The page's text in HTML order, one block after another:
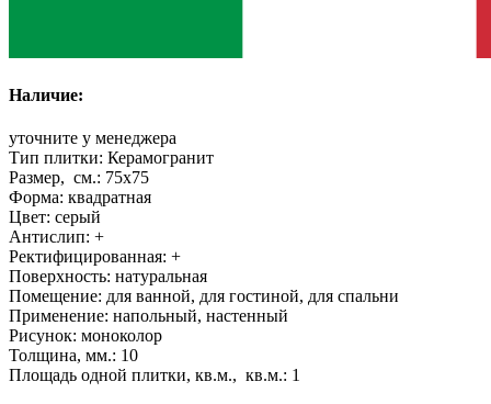
Наличие:
уточните у менеджера
Тип плитки: Керамогранит
Размер, см.: 75x75
Форма: квадратная
Цвет: серый
Антислип: +
Ректифицированная: +
Поверхность: натуральная
Помещение: для ванной, для гостиной, для спальни
Применение: напольный, настенный
Рисунок: моноколор
Толщина, мм.: 10
Площадь одной плитки, кв.м., кв.м.: 1